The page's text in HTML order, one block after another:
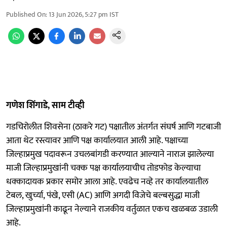
Published On:13 Jun 2026, 5:27 pm IST
गणेश शिंगाडे, साम टीव्ही
गडचिरोलीत शिवसेना (ठाकरे गट) पक्षातील अंतर्गत संघर्ष आणि गटबाजी
आता थेट रस्त्यावर आणि पक्ष कार्यालयात आली आहे. पक्षाच्या
जिल्हाप्रमुख पदावरून उचलबांगडी करण्यात आल्याने नाराज झालेल्या
माजी जिल्हाप्रमुखांनी चक्क पक्ष कार्यालयाचीच तोडफोड केल्याचा
धक्कादायक प्रकार समोर आला आहे. एवढेच नव्हे तर कार्यालयातील
टेबल, खुर्च्या, पंखे, एसी (AC) आणि अगदी विजेचे बल्बसुद्धा माजी
जिल्हाप्रमुखांनी काढून नेल्याने राजकीय वर्तुळात एकच खळबळ उडाली
आहे.